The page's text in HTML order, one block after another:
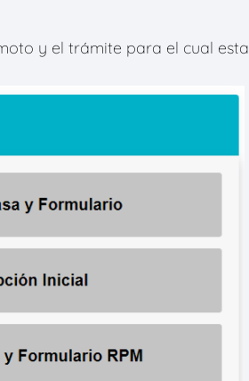
y el trámite para el cual esta